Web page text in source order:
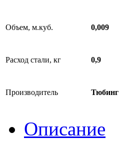
Объем, м.куб. 0,009
Расход стали, кг 0,9
Производитель Тюбинг
Описание